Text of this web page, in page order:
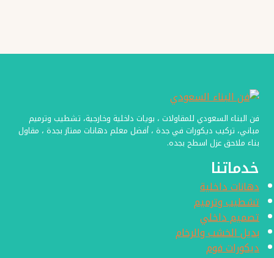
منازل
فن البناء السعودي للمقاولات ، بويات داخلية وخارجية، تشطيب وترميم
مباني، تركيب ديكورات في جدة ، أفضل معلم دهانات ممتاز بجدة ، مقاول
بناء ملاحق عزل اسطح بجده.
خدماتنا
دهانات داخلية
تشطيب وترميم
تصميم داخلي
بديل الخشب والرخام
ديكورات فوم